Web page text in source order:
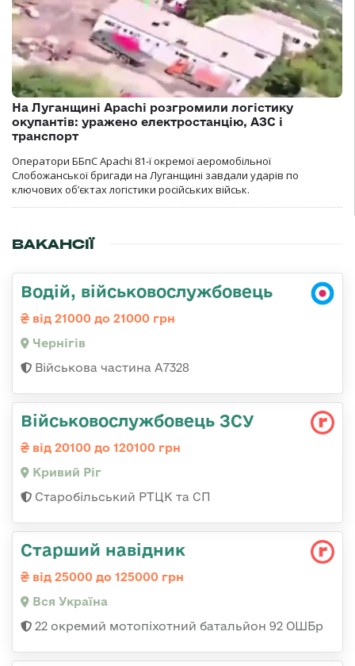
На Луганщині Apachi розгромили логістику
окупантів: уражено електростанцію, АЗС і
транспорт
Оператори ББпС Apachi 81-ї окремої аеромобільної
Слобожанської бригади на Луганщині завдали ударів по
ключових об’єктах логістики російських військ.
ВАКАНСІЇ
Водій, військовослужбовець
від 21000 до 21000 грн
Чернігів
Військова частина А7328
Військовослужбовець ЗСУ
від 20100 до 120100 грн
Кривий Ріг
Старобільський РТЦК та СП
Старший навідник
від 25000 до 125000 грн
Вся Україна
22 окремий мотопіхотний батальйон 92 ОШБр